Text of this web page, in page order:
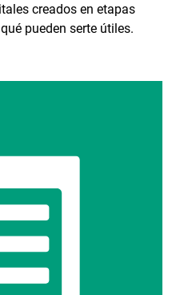
creados en etapas
pueden serte útiles.